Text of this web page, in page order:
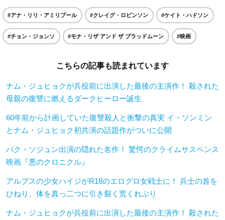
#アナ・リリ・アミリプール #クレイグ・ロビンソン #ケイト・ハドソン
#チョン・ジョンソ #モナ・リザ アンド ザ ブラッドムーン #映画
こちらの記事も読まれています
ナム・ジュヒョクが兵役前に出演した最後の主演作！ 殺された
母親の復讐に燃えるダークヒーロー誕生
60年前から計画していた復讐殺人と衝撃の真実 イ・ソンミン
とナム・ジュヒョク初共演の話題作がついに公開
パク・ソジュン出演の隠れた名作！ 驚愕のクライムサスペンス
映画『悪のクロニクル』
アルプスの少女ハイジがR18のエログロ女戦士に！ 兵士の首を
ひねり、体を真っ二つに引き裂く荒くれぶり
ナム・ジュヒョクが兵役前に出演した最後の主演作！ 殺された